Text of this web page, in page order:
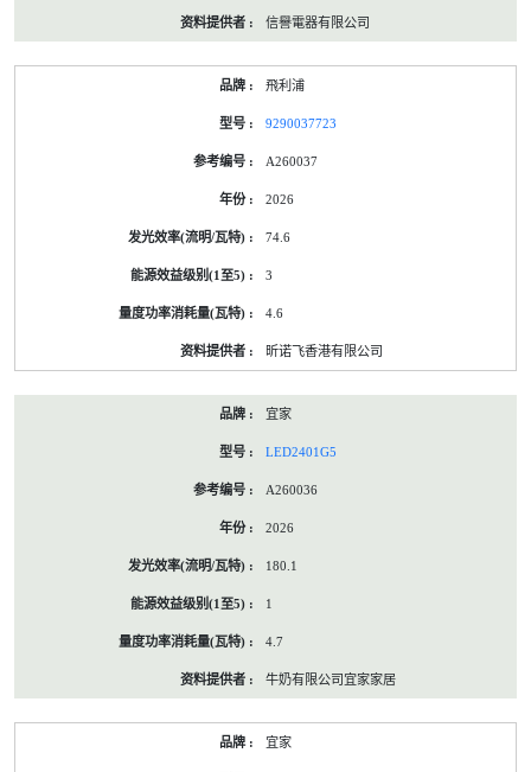
信譽電器有限公司
飛利浦
9290037723
A260037
2026
74.6
3
4.6
昕诺飞香港有限公司
宜家
LED2401G5
A260036
2026
180.1
1
4.7
牛奶有限公司宜家家居
宜家